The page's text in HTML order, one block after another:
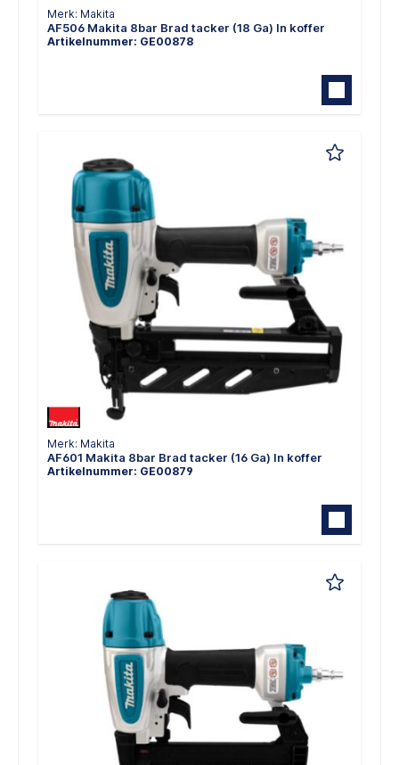
Merk: Makita
AF506 Makita 8bar Brad tacker (18 Ga) In koffer
Artikelnummer: GE00878
Merk: Makita
AF601 Makita 8bar Brad tacker (16 Ga) In koffer
Artikelnummer: GE00879